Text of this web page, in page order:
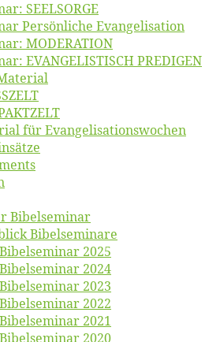
SEELSORGE
Per­sön­li­che Evangelisation
MODERATION
EVANGELISTISCH PREDIGEN
für Evangelisationswochen
Bibelseminar
Bibelseminare
Bi­bel­se­mi­nar 2025
Bi­bel­se­mi­nar 2024
Bi­bel­se­mi­nar 2023
Bi­bel­se­mi­nar 2022
Bi­bel­se­mi­nar 2021
Bi­bel­se­mi­nar 2020